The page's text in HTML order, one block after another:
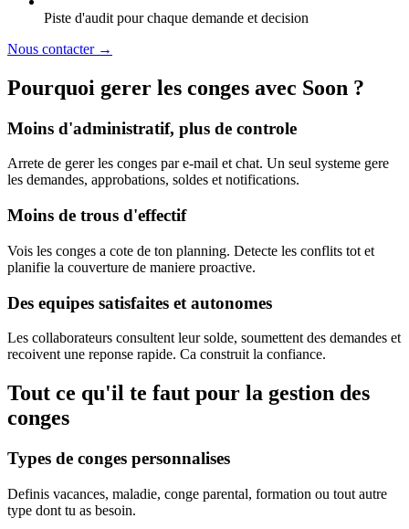
Piste d'audit pour chaque demande et decision
Nous contacter →
Pourquoi gerer les conges avec Soon ?
Moins d'administratif, plus de controle
Arrete de gerer les conges par e-mail et chat. Un seul systeme gere
les demandes, approbations, soldes et notifications.
Moins de trous d'effectif
Vois les conges a cote de ton planning. Detecte les conflits tot et
planifie la couverture de maniere proactive.
Des equipes satisfaites et autonomes
Les collaborateurs consultent leur solde, soumettent des demandes et
recoivent une reponse rapide. Ca construit la confiance.
Tout ce qu'il te faut pour la gestion des
conges
Types de conges personnalises
Definis vacances, maladie, conge parental, formation ou tout autre
type dont tu as besoin.